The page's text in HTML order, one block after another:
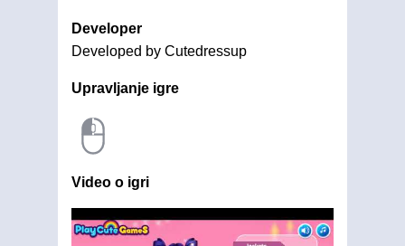
Developer
Developed by Cutedressup
Upravljanje igre
Video o igri